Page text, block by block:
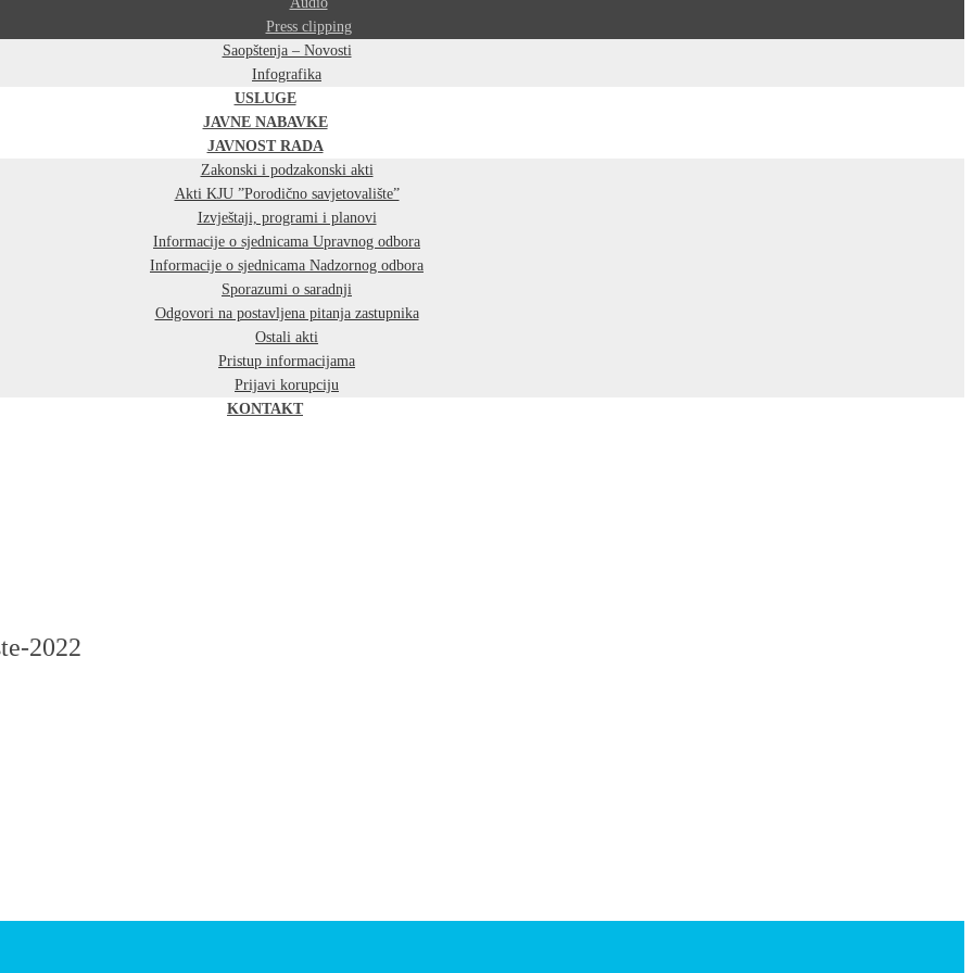
Press clipping
Saopštenja – Novosti
Infografika
USLUGE
JAVNE NABAVKE
JAVNOST RADA
Zakonski i podzakonski akti
Akti KJU ”Porodično savjetovalište”
Izvještaji, programi i planovi
Informacije o sjednicama Upravnog odbora
Informacije o sjednicama Nadzornog odbora
Sporazumi o saradnji
Odgovori na postavljena pitanja zastupnika
Ostali akti
Pristup informacijama
Prijavi korupciju
KONTAKT
2022